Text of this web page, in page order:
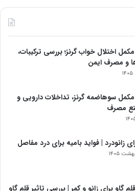
اختلال خواب گرنز؛ بررسی ترکیبات،
و مصرف ایمن
سوهاضمه گرنز، تداخلات دارویی و
مصرف
زانودرد | فواید بامیه برای درد مفاصل
گاو برای زانو و کمر | بررسی تاثیر قلم گاو